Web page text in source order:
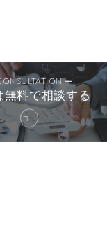
人以上の
ると思い
器科とは
すのでお気
プライベ
下さい。
っていま
。同じ医
1日間禁
入浴（3日
（1週間禁
ます。
内の再発が
経過してか
考えて下
かりご説
さい。
無料で相談する